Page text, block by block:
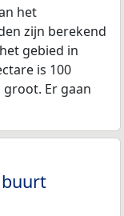
het
zijn berekend
gebied in
is 100
groot. Er gaan